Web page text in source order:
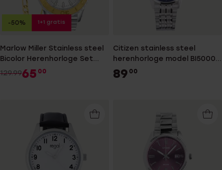
Marlow Miller Stainless steel
Bicolor Herenhorloge Set
met armband
129.9965 00
-50% 1+1 gratis
Citizen stainless steel
herenhorloge model BI5000-
52L
89 00